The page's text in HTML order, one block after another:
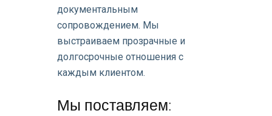
документальным
сопровождением. Мы
выстраиваем прозрачные и
долгосрочные отношения с
каждым клиентом.
Мы поставляем: